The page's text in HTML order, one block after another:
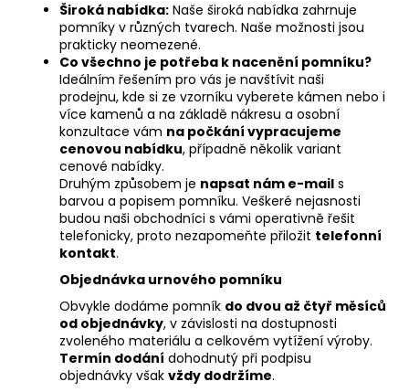
Široká nabídka: Naše široká nabídka zahrnuje
pomníky v různých tvarech. Naše možnosti jsou
prakticky neomezené.
Co všechno je potřeba k nacenění pomníku?
Ideálním řešením pro vás je navštívit naši
prodejnu, kde si ze vzorníku vyberete kámen nebo i
více kamenů a na základě nákresu a osobní
konzultace vám na počkání vypracujeme
cenovou nabídku, případně několik variant
cenové nabídky.
Druhým způsobem je napsat nám e-mail s
barvou a popisem pomníku. Veškeré nejasnosti
budou naši obchodníci s vámi operativně řešit
telefonicky, proto nezapomeňte přiložit telefonní
kontakt.
Objednávka urnového pomníku
Obvykle dodáme pomník do dvou až čtyř měsíců
od objednávky, v závislosti na dostupnosti
zvoleného materiálu a celkovém vytížení výroby.
Termín dodání dohodnutý při podpisu
objednávky však vždy dodržíme.